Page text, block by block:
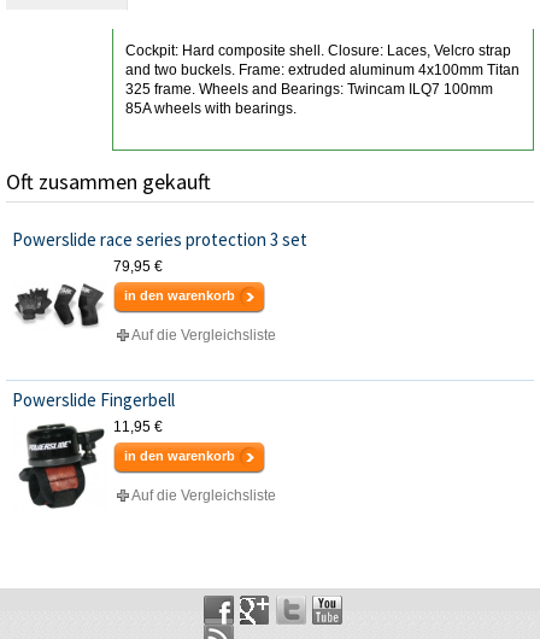
Cockpit: Hard composite shell. Closure: Laces, Velcro strap
and two buckels. Frame: extruded aluminum 4x100mm Titan
325 frame. Wheels and Bearings: Twincam ILQ7 100mm
85A wheels with bearings.
Oft zusammen gekauft
Powerslide race series protection 3 set
79,95 €
in den warenkorb
Auf die Vergleichsliste
Powerslide Fingerbell
11,95 €
in den warenkorb
Auf die Vergleichsliste